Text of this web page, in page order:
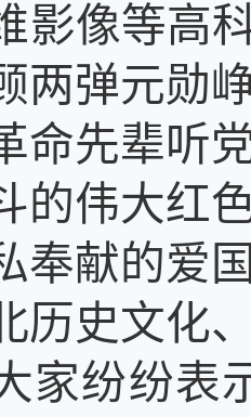
影像等高
两弹元勋
命先辈听
的伟大红
奉献的爱
历史文化
家纷纷表